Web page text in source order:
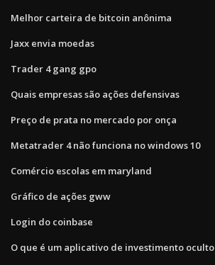
Melhor carteira de bitcoin anônima
Jaxx envia moedas
Trader 4 gang gpo
Quais empresas são ações defensivas
Preço de prata no mercado por onça
Metatrader 4 não funciona no windows 10
Comércio escolas em maryland
Gráfico de ações gww
Login do coinbase
O que é um aplicativo de investimento oculto